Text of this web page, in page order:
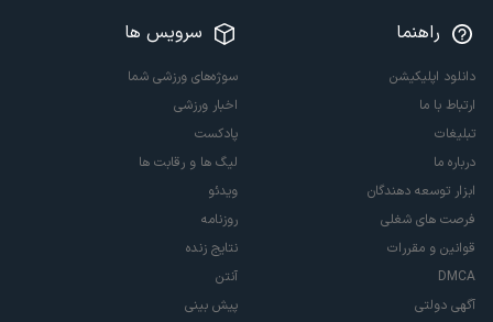
راهنما
دانلود اپلیکیشن
ارتباط با ما
تبلیغات
درباره ما
ابزار توسعه دهندگان
فرصت های شغلی
قوانین و مقررات
DMCA
آگهی دولتی
سرویس ها
سوژه‌های ورزشی شما
اخبار ورزشی
پادکست
لیگ ها و رقابت ها
ویدئو
روزنامه
نتایج زنده
آنتن
پیش بینی